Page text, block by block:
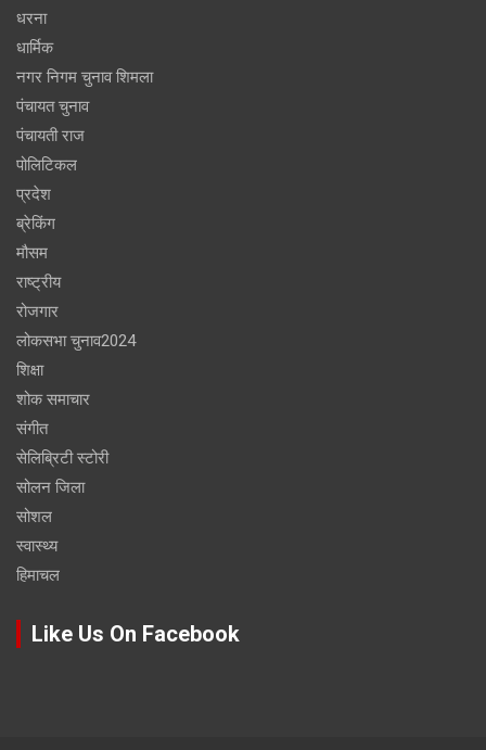
धरना
धार्मिक
नगर निगम चुनाव शिमला
पंचायत चुनाव
पंचायती राज
पोलिटिकल
प्रदेश
ब्रेकिंग
मौसम
राष्ट्रीय
रोजगार
लोकसभा चुनाव2024
शिक्षा
शोक समाचार
संगीत
सेलिब्रिटी स्टोरी
सोलन जिला
सोशल
स्वास्थ्य
हिमाचल
Like Us On Facebook